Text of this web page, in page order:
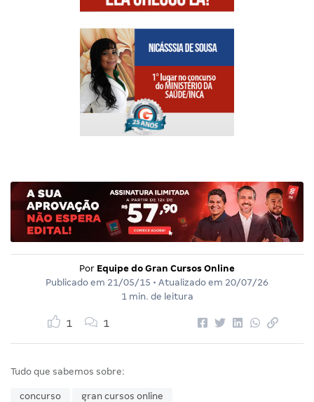
Por Equipe do Gran Cursos Online
Publicado em 21/05/15 • Atualizado em 20/07/26
1 min. de leitura
1 1
Tudo que sabemos sobre:
concurso gran cursos online